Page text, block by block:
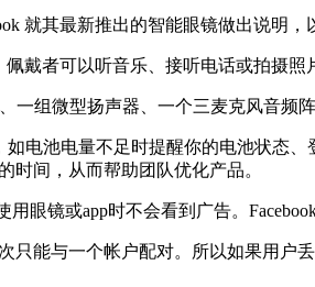
其最新推出的智能眼镜做出说明，
者可以听音乐、接听电话或拍摄照
微型扬声器、一个三麦克风音频
池电量不足时提醒你的电池状态、
时间，从而帮助团队优化产品。
镜或app时不会看到广告。
与一个帐户配对。所以如果用户丢